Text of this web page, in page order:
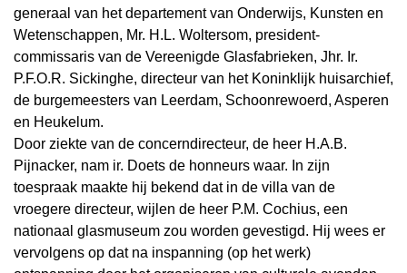
generaal van het departement van Onderwijs, Kunsten en
Wetenschappen, Mr. H.L. Woltersom, president-
commissaris van de Vereenigde Glasfabrieken, Jhr. Ir.
P.F.O.R. Sickinghe, directeur van het Koninklijk huisarchief,
de burgemeesters van Leerdam, Schoonrewoerd, Asperen
en Heukelum.
Door ziekte van de concerndirecteur, de heer H.A.B.
Pijnacker, nam ir. Doets de honneurs waar. In zijn
toespraak maakte hij bekend dat in de villa van de
vroegere directeur, wijlen de heer P.M. Cochius, een
nationaal glasmuseum zou worden gevestigd. Hij wees er
vervolgens op dat na inspanning (op het werk)